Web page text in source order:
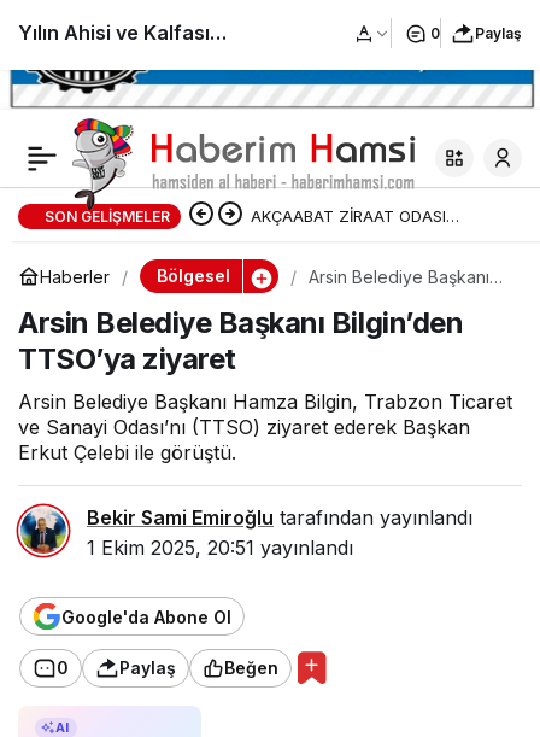
SON GELIŞMELER AKÇAABAT ZİRAAT ODASI
BAŞKANLIĞINDAN FINDIK
ÜRETİCİLERİNE AĞUSTOS AYI İÇİN
Haberler Bölgesel
Arsin Belediye Başkanı
ziyaret
Arsin Belediye Başkanı Bilgin’den
TTSO’ya ziyaret
Arsin Belediye Başkanı Hamza Bilgin, Trabzon Ticaret
ve Sanayi Odası’nı (TTSO) ziyaret ederek Başkan
Erkut Çelebi ile görüştü.
Bekir Sami Emiroğlu tarafından yayınlandı
1 Ekim 2025, 20:51 yayınlandı
Google'da Abone Ol
0 Paylaş Beğen
AI
Yılın Ahisi ve Kalfası
ödüllerini Kırşehir’de
Bakan Bolat’tan aldı
0 Paylaş